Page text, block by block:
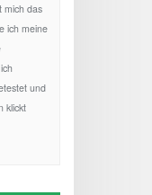
mich das
ich meine
und
klickt